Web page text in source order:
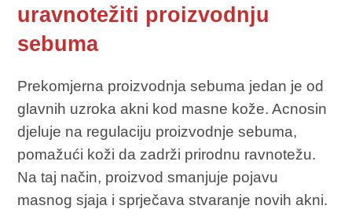
uravnotežiti proizvodnju
sebuma
Prekomjerna proizvodnja sebuma jedan je od
glavnih uzroka akni kod masne kože. Acnosin
djeluje na regulaciju proizvodnje sebuma,
pomažući koži da zadrži prirodnu ravnotežu.
Na taj način, proizvod smanjuje pojavu
masnog sjaja i sprječava stvaranje novih akni.